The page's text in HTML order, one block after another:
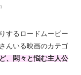
するロードムービー
んいる映画のカテゴ
、悶々と悩む主人公